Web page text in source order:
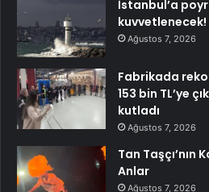
İstanbul’a
kuvvetlenecek!
Ağustos 7, 2026
Fabrikada
153 bin TL’ye
kutladı
Ağustos 7, 2026
Tan Taşçı’nın
Anlar
Ağustos 7, 2026